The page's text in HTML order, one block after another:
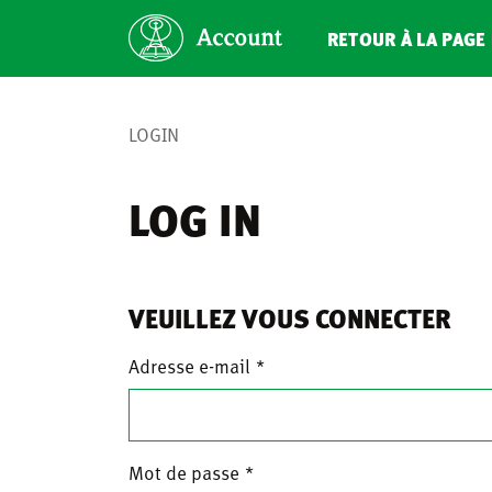
RETOUR À LA
LOGIN
LOG IN
VEUILLEZ VOUS CONNECTER
Adresse e-mail
Mot de passe